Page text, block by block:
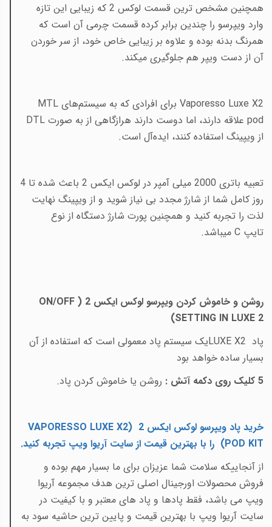
همچنین مشخص ترین قسمت لوکس 2 که زیبایی این تازه
وارد ویپرسو را چندین برابر کرده قسمت چرمی آن است که
همرنگ بدنه بوده و علاوه بر زیبایی خاص خود، از سر خوردن
آن از دست ویپر هم جلوگیری میکند.
Vaporesso Luxe X2برای افرادی که به سیستم‌های MTL
podعلاقه دارند، اما دوست دارند هرازگاهی از به صورت DTL
از ویپینگ استفاده کنند، ایده‌آل است.
تعبیه باتری 2000 میلی آمپر در لوکس ایکس 2 باعث شده تا 4
روز کامل شما از شارژ مجدد بی نیاز شوید و از ویپینگ نهایت
لذت را تجربه کنید و همچنین پورت شارژ دستگاه از نوع
تایپ C میباشد.
روشن و خاموش کردن ویپرسو لوکس ایکس 2 (
ON/OFF
SETTING IN LUXE 2
)
پاد LUXE X2یک سیستم پاد معمولی است که استفاده از آن
بسیار ساده خواهد بود
5 کلیک روی دکمه آتش : روشن یا خاموش کردن پاد.
خرید پاد ویپرسو لوکس ایکس 2 (
VAPORESSO LUXE X2
POD KIT
) را با بهترین قیمت از سایت آریوا ویپ تجربه کنید.
از آنجاییکه سلامت شما عزیزان برای ما بسیار مهم بوده و
فروش محصولات اورجینال اصلی ترین هدف مجموعه آریوا
ویپ می باشد، فقط پادها و پاد های معتبر و با کیفیت در
سایت آریوا ویپ با بهترین قیمت و پایین ترین حاشیه سود به